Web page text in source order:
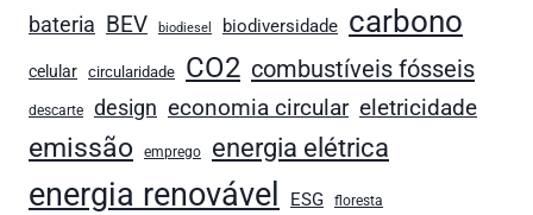
bateria BEV biodiesel biodiversidade carbono
celular circularidade CO2 combustíveis fósseis
descarte design economia circular eletricidade
emissão emprego energia elétrica
energia renovável ESG floresta